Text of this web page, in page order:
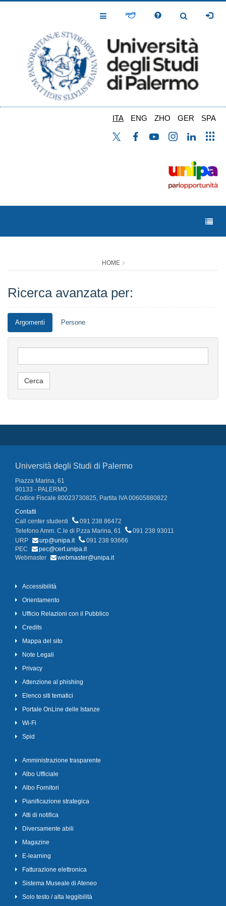
Toggle
Toggle
ITA ENG ZHO GER SPA
HOME
Ricerca avanzata per:
Argomenti Persone
Università degli Studi di Palermo
Piazza Marina, 61
90133 - PALERMO
Codice Fiscale 80023730825, Partita IVA 00605880822
Contatti
Call center studenti
091 238 86472
Telefono Amm. C.le di P.zza Marina, 61
091 238 93011
URP
urp@unipa.it
091 238 93666
PEC
pec@cert.unipa.it
Webmaster
webmaster@unipa.it
Accessibilità
Orientamento
Ufficio Relazioni con il Pubblico
Credits
Mappa del sito
Note Legali
Privacy
Attenzione al phishing
Elenco siti tematici
Portale OnLine delle Istanze
Wi-Fi
Spid
Amministrazione trasparente
Albo Ufficiale
Albo Fornitori
Pianificazione strategica
Atti di notifica
Diversamente abili
Magazine
E-learning
Fatturazione elettronica
Sistema Museale di Ateneo
Solo testo / alta leggibilità